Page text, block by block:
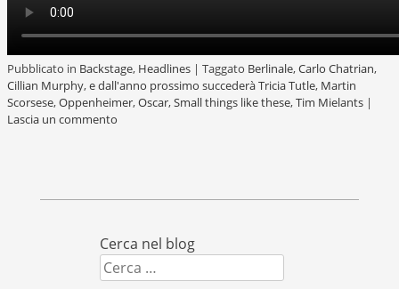
Pubblicato in Backstage, Headlines | Taggato Berlinale,Carlo Chatrian,
Cillian Murphy,e dall'anno prossimo succederà Tricia Tutle, Martin
Scorsese,Oppenheimer,Oscar,Small things like these,Tim Mielants |
Lascia un commento
Cerca nel blog
Cerca